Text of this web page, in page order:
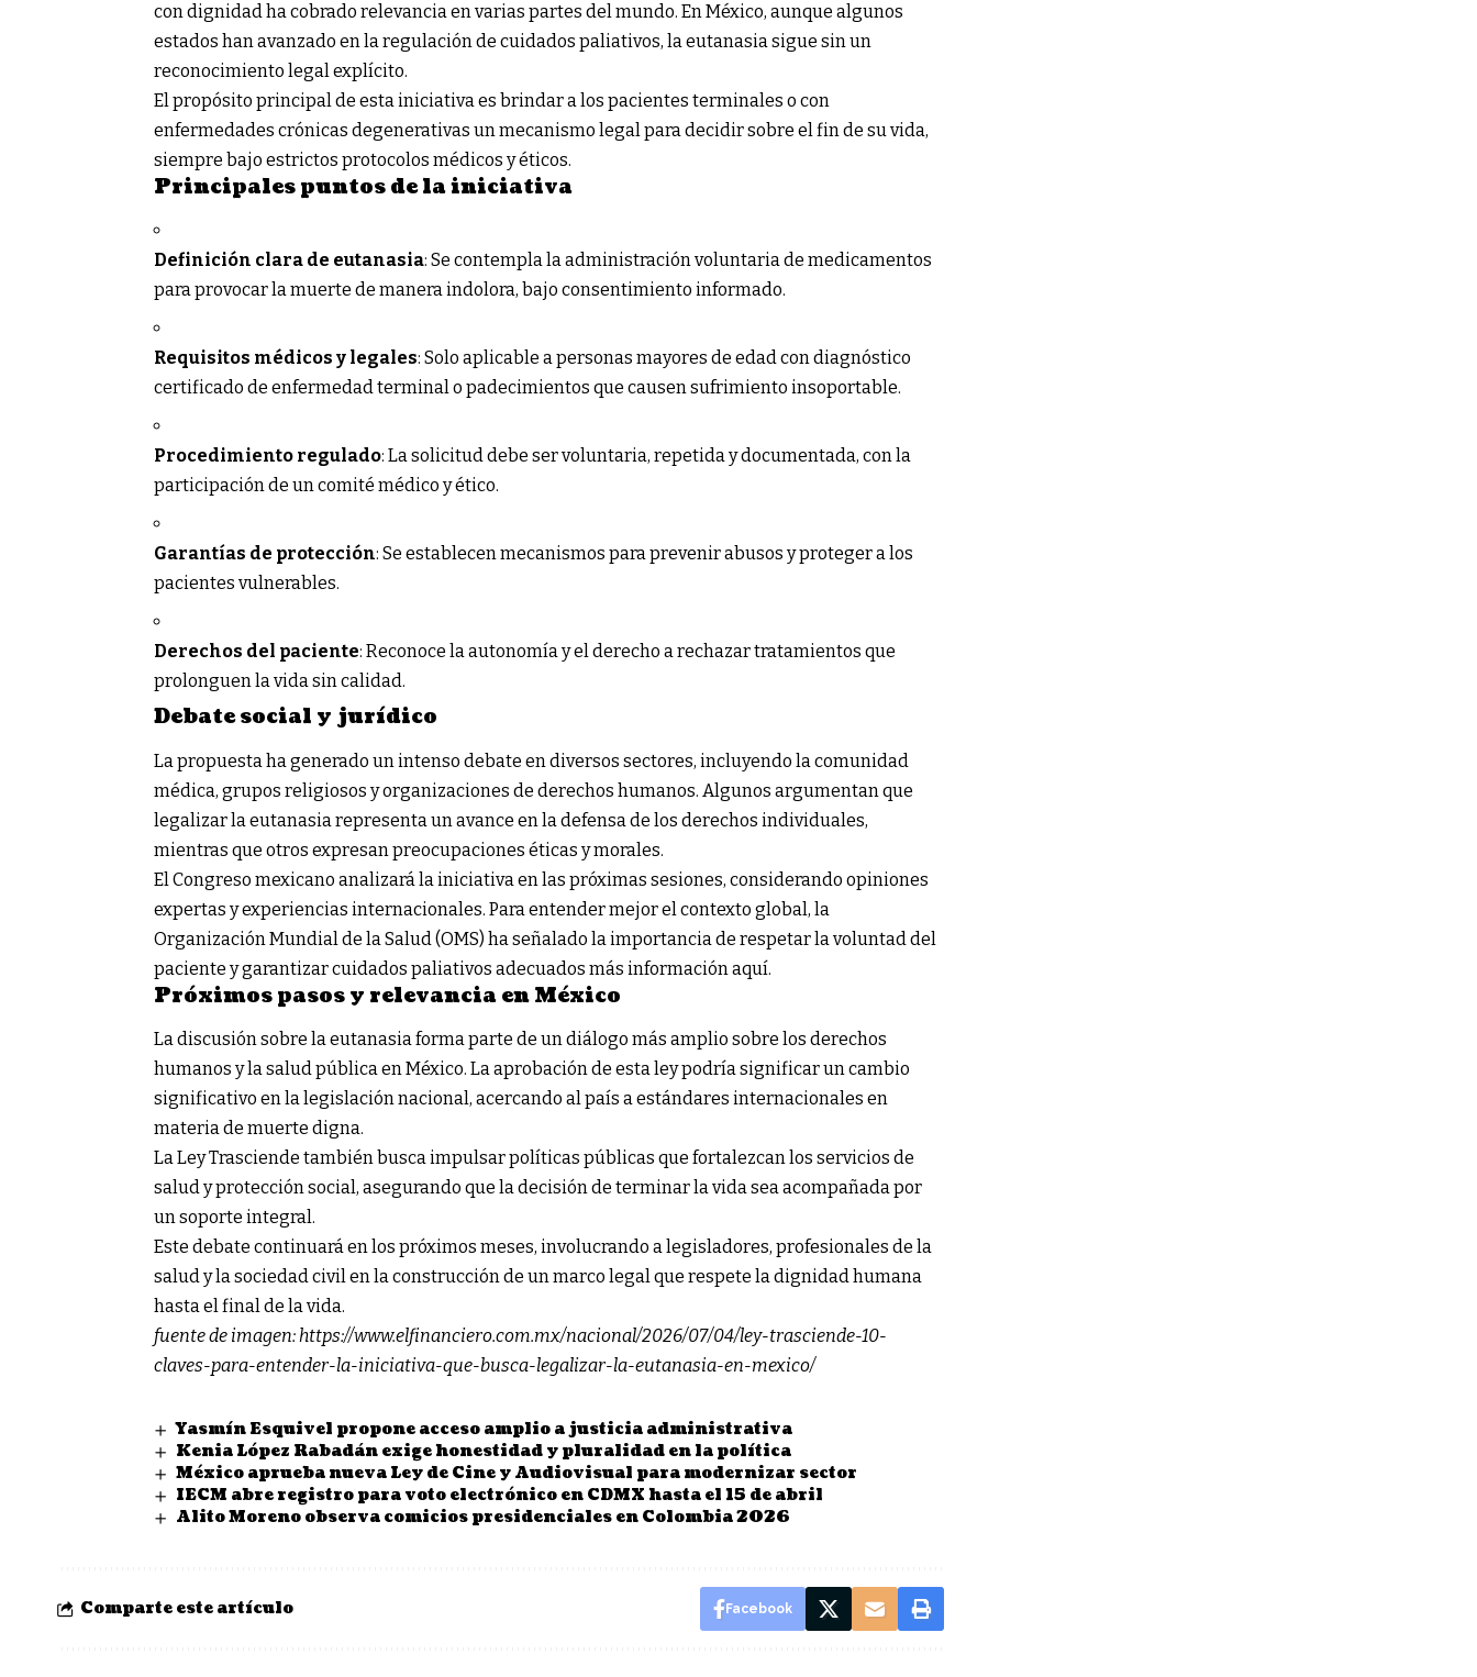
con dignidad ha cobrado relevancia en varias partes del mundo. En México, aunque algunos
estados han avanzado en la regulación de cuidados paliativos, la eutanasia sigue sin un
reconocimiento legal explícito.
El propósito principal de esta iniciativa es brindar a los pacientes terminales o con
enfermedades crónicas degenerativas un mecanismo legal para decidir sobre el fin de su vida,
siempre bajo estrictos protocolos médicos y éticos.
Principales puntos de la iniciativa
Definición clara de eutanasia: Se contempla la administración voluntaria de medicamentos
para provocar la muerte de manera indolora, bajo consentimiento informado.
Requisitos médicos y legales: Solo aplicable a personas mayores de edad con diagnóstico
certificado de enfermedad terminal o padecimientos que causen sufrimiento insoportable.
Procedimiento regulado: La solicitud debe ser voluntaria, repetida y documentada, con la
participación de un comité médico y ético.
Garantías de protección: Se establecen mecanismos para prevenir abusos y proteger a los
pacientes vulnerables.
Derechos del paciente: Reconoce la autonomía y el derecho a rechazar tratamientos que
prolonguen la vida sin calidad.
Debate social y jurídico
La propuesta ha generado un intenso debate en diversos sectores, incluyendo la comunidad
médica, grupos religiosos y organizaciones de derechos humanos. Algunos argumentan que
legalizar la eutanasia representa un avance en la defensa de los derechos individuales,
mientras que otros expresan preocupaciones éticas y morales.
El Congreso mexicano analizará la iniciativa en las próximas sesiones, considerando opiniones
expertas y experiencias internacionales. Para entender mejor el contexto global, la
Organización Mundial de la Salud (OMS) ha señalado la importancia de respetar la voluntad del
paciente y garantizar cuidados paliativos adecuados más información aquí.
Próximos pasos y relevancia en México
La discusión sobre la eutanasia forma parte de un diálogo más amplio sobre los derechos
humanos y la salud pública en México. La aprobación de esta ley podría significar un cambio
significativo en la legislación nacional, acercando al país a estándares internacionales en
materia de muerte digna.
La Ley Trasciende también busca impulsar políticas públicas que fortalezcan los servicios de
salud y protección social, asegurando que la decisión de terminar la vida sea acompañada por
un soporte integral.
Este debate continuará en los próximos meses, involucrando a legisladores, profesionales de la
salud y la sociedad civil en la construcción de un marco legal que respete la dignidad humana
hasta el final de la vida.
fuente de imagen:https://www.elfinanciero.com.mx/nacional/2026/07/04/ley-trasciende-10-
claves-para-entender-la-iniciativa-que-busca-legalizar-la-eutanasia-en-mexico/
Yasmín Esquivel propone acceso amplio a justicia administrativa
Kenia López Rabadán exige honestidad y pluralidad en la política
México aprueba nueva Ley de Cine y Audiovisual para modernizar sector
IECM abre registro para voto electrónico en CDMX hasta el 15 de abril
Alito Moreno observa comicios presidenciales en Colombia 2026
Comparte este artículo Facebook